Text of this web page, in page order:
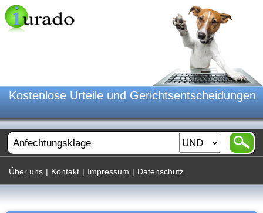
Kostenlose Urteile und Gerichtsentscheidungen
Über uns | Kontakt | Impressum | Datenschutz